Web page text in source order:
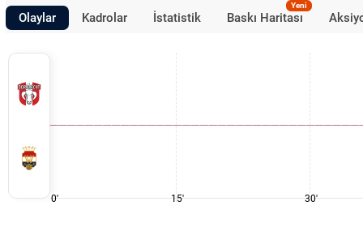
Olaylar Kadrolar İstatistik Baskı Haritası
Yeni
0' 15' 30'